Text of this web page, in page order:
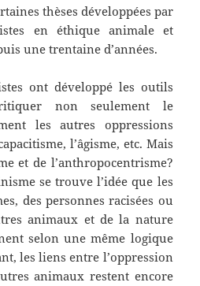
thèses développées par
en éthique animale et
une trentaine d’années.
ont développé les outils
non seulement le
les autres oppressions
l’âgisme, etc. Mais
et de l’anthropocentrisme?
se trouve l’idée que les
des personnes racisées ou
animaux et de la nature
selon une même logique
les liens entre l’oppression
animaux restent encore